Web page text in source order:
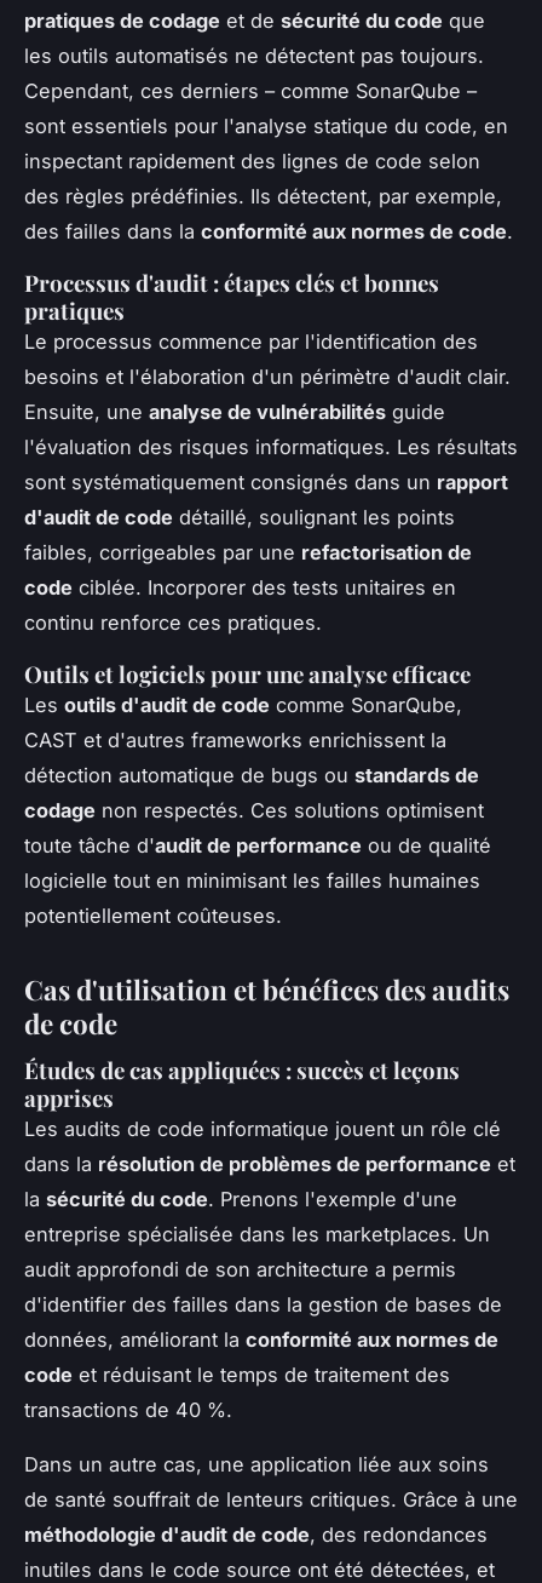
pratiques de codage et de sécurité du code que
les outils automatisés ne détectent pas toujours.
Cependant, ces derniers – comme SonarQube –
sont essentiels pour l'analyse statique du code, en
inspectant rapidement des lignes de code selon
des règles prédéfinies. Ils détectent, par exemple,
des failles dans la conformité aux normes de code.
Processus d'audit : étapes clés et bonnes
pratiques
Le processus commence par l'identification des
besoins et l'élaboration d'un périmètre d'audit clair.
Ensuite, une analyse de vulnérabilités guide
l'évaluation des risques informatiques. Les résultats
sont systématiquement consignés dans un rapport
d'audit de code détaillé, soulignant les points
faibles, corrigeables par une refactorisation de
code ciblée. Incorporer des tests unitaires en
continu renforce ces pratiques.
Outils et logiciels pour une analyse efficace
Les outils d'audit de code comme SonarQube,
CAST et d'autres frameworks enrichissent la
détection automatique de bugs ou standards de
codage non respectés. Ces solutions optimisent
toute tâche d'audit de performance ou de qualité
logicielle tout en minimisant les failles humaines
potentiellement coûteuses.
Cas d'utilisation et bénéfices des audits
de code
Études de cas appliquées : succès et leçons
apprises
Les audits de code informatique jouent un rôle clé
dans la résolution de problèmes de performance et
la sécurité du code. Prenons l'exemple d'une
entreprise spécialisée dans les marketplaces. Un
audit approfondi de son architecture a permis
d'identifier des failles dans la gestion de bases de
données, améliorant la conformité aux normes de
code et réduisant le temps de traitement des
transactions de 40 %.
Dans un autre cas, une application liée aux soins
de santé souffrait de lenteurs critiques. Grâce à une
méthodologie d'audit de code, des redondances
inutiles dans le code source ont été détectées, et